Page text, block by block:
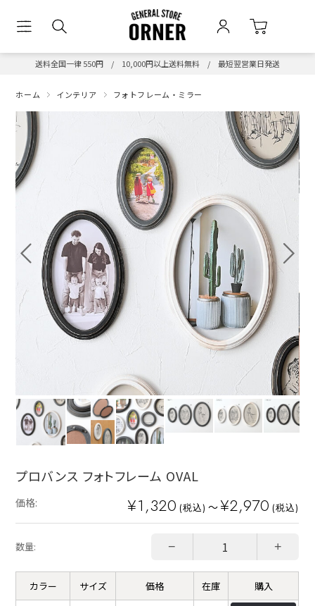
送料全国一律 550円 / 10,000円以上送料無料 / 最短翌営業日発送
ホーム インテリア フォトフレーム・ミラー
プロバンス フォトフレーム OVAL
価格: ¥1,320 (税込) ～ ¥2,970 (税込)
数量: − +
カラー サイズ 価格 在庫 購入